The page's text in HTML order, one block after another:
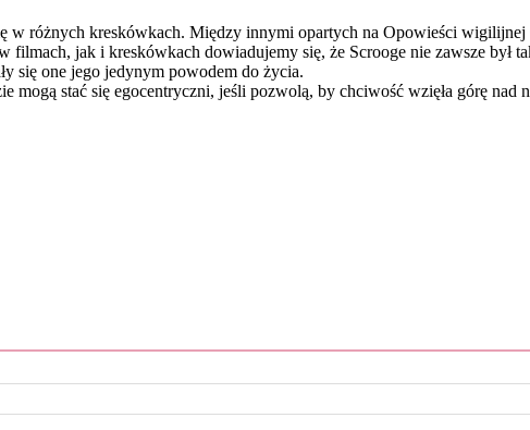
różnych kreskówkach. Między innymi opartych na Opowieści wigilijnej
jak i kreskówkach dowiadujemy się, że Scrooge nie zawsze był
się one jego jedynym powodem do życia.
stać się egocentryczni, jeśli pozwolą, by chciwość wzięła górę nad